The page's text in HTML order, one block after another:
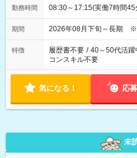
勤務時間 08:30～17:15(実働7時間
期間 2026年08月下旬～長期
特徴 履歴書不要 / 40～50代活躍
コンスキル不要
気になる！ 応
未